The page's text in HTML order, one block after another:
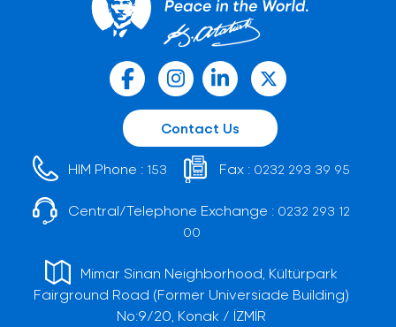
Contact Us
HIM Phone : 153 Fax : 0232 293 39 95
Central/Telephone Exchange : 0232 293 12
00
Mimar Sinan Neighborhood, Kültürpark
Fairground Road (Former Universiade Building)
No:9/20, Konak / İZMİR